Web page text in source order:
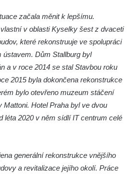
v Cítolibech
Ovčín čp. 26 v
čp. 14 v
Strupčice
dráhy Počerady –
začala měnit k lepšímu.
v oblasti Kyselky šest z dvaceti
které rekonstruuje ve spolupráci
Dům Stallburg byl
a v roce 2014 se stal Stavbou roku
2015 byla dokončena rekonstrukce
bylo otevřeno muzeum stáčení
Hotel Praha byl ve dvou
léta 2020 v něm sídlí IT centrum celé
generální rekonstrukce vnějšího
a revitalizace jejího okolí. Práce